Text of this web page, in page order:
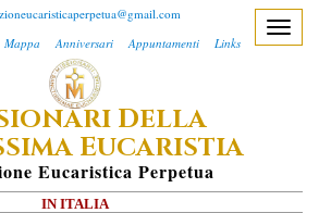
Mappa Anniversari Appuntamenti Links
DELLA
EUCARISTIA
EUcaristica PErpetua
IN ITALIA
T
n